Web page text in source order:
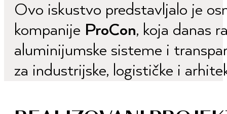
Ovo iskustvo predstavljalo je
kompanije ProCon, koja danas
aluminijumske sisteme i
za industrijske, logističke i